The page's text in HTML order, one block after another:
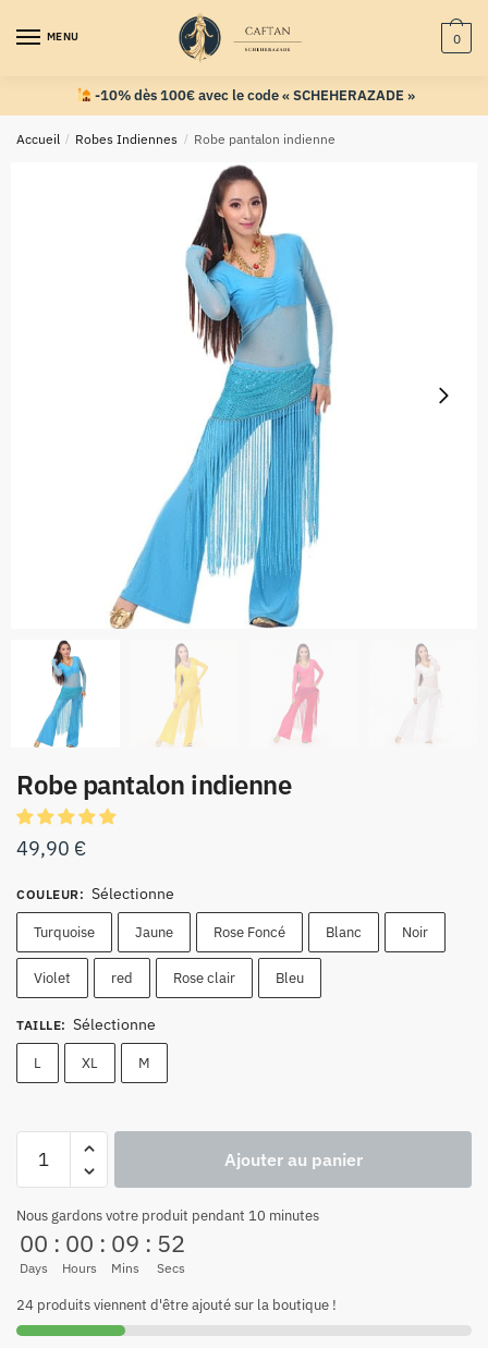
MENU 0
-10% dès 100€ avec le code « SCHEHERAZADE »
Accueil / Robes Indiennes / Robe pantalon indienne
Robe pantalon indienne
49,90 €
COULEUR: Sélectionne
Turquoise Jaune Rose Foncé Blanc Noir
Violet red Rose clair Bleu
TAILLE: Sélectionne
L XL M
Ajouter au panier
Nous gardons votre produit pendant 10 minutes
00
Days
: 00
Hours
: 09
Mins
: 51
Secs
24 produits viennent d'être ajouté sur la boutique !